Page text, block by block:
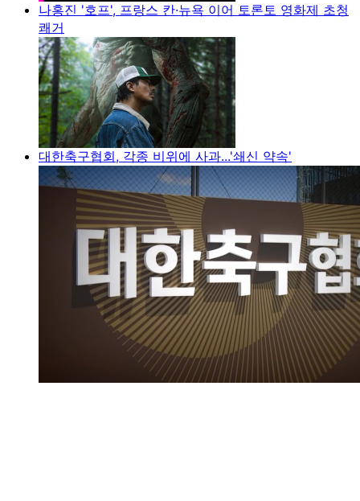
나홍진 '호프', 프랑스 칸·뉴욕 이어 토론토 영화제 초청
쾌거
대한축구협회, 각종 비위에 사과...'쇄신 약속'